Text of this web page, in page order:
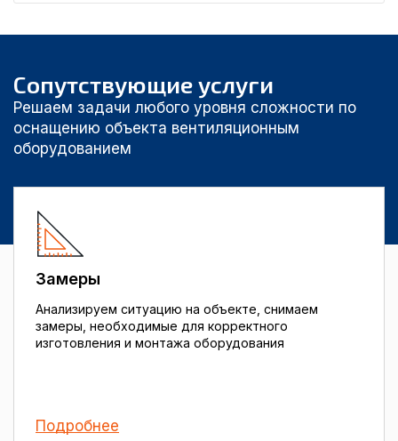
Сопутствующие услуги
Решаем задачи любого уровня сложности по
оснащению объекта вентиляционным
оборудованием
Замеры
Анализируем ситуацию на объекте, снимаем
замеры, необходимые для корректного
изготовления и монтажа оборудования
Подробнее